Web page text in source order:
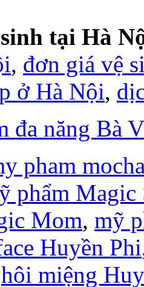
tại Hà
, đơn giá vệ
ở Hà Nội,
đa năng Bà
pham
phẩm Magic
Mom, mỹ
Huyền Phi
hôi miệng